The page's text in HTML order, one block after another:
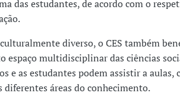
das estudantes, de acordo com o
diverso, o CES também
espaço multidisciplinar das ciências
e as estudantes podem assistir a aulas,
diferentes áreas do conhecimento.